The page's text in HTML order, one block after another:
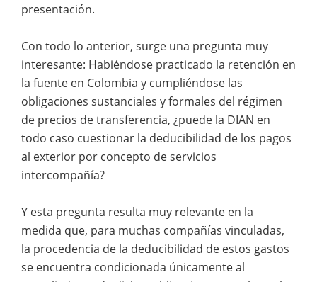
presentación.
Con todo lo anterior, surge una pregunta muy
interesante: Habiéndose practicado la retención en
la fuente en Colombia y cumpliéndose las
obligaciones sustanciales y formales del régimen
de precios de transferencia, ¿puede la DIAN en
todo caso cuestionar la deducibilidad de los pagos
al exterior por concepto de servicios
intercompañía?
Y esta pregunta resulta muy relevante en la
medida que, para muchas compañías vinculadas,
la procedencia de la deducibilidad de estos gastos
se encuentra condicionada únicamente al